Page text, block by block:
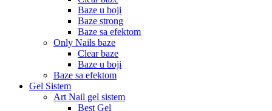
Baze u boji
Baze strong
Baze sa efektom
Only Nails baze
Clear baze
Baze u boji
Baze sa efektom
Gel Sistem
Art Nail gel sistem
Best Gel